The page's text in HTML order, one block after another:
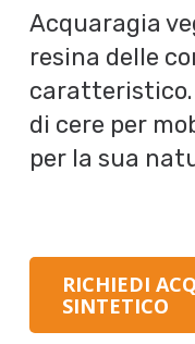
Acquaragia
resina delle
di cere per
per la sua
RICHIEDI
SINTETICO